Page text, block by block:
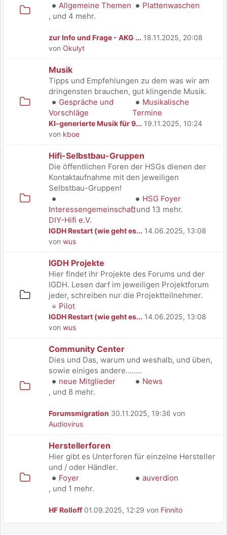
Allgemeine Themen
Plattenwaschen
, und 4 mehr.
zur Info und Frage - AKG ... 18.11.2025, 20:08
von Okulyt
Musik
Tipps und Empfehlungen zu dem was wir am
dringensten brauchen, gut klingende Musik.
Gespräche und
Vorschläge
Musikalische
Termine
KI-generierte Musik für 9... 19.11.2025, 10:24
von kboe
Hifi-Selbstbau-Gruppen
Die öffentlichen Foren der HSGs dienen der
Kontaktaufnahme mit den jeweiligen
Selbstbau-Gruppen!
Interessengemeinschaft
DIY-Hifi e.V.
HSG Foyer
, und 13 mehr.
IGDH Restart (wie geht es... 14.06.2025, 13:08
von wus
IGDH Projekte
Hier findet ihr Projekte des Forums und der
IGDH. Lesen darf im jeweiligen Projektforum
jeder, schreiben nur die Projektteilnehmer.
Pilot
IGDH Restart (wie geht es... 14.06.2025, 13:08
von wus
Community Center
Dies und Das, warum und weshalb, und üben,
sowie einiges andere........
neue Mitglieder
News
, und 8 mehr.
Forumsmigration 30.11.2025, 19:36 von
Audiovirus
Herstellerforen
Hier gibt es Unterforen für einzelne Hersteller
und / oder Händler.
Foyer
auverdion
, und 1 mehr.
HF Rolloff01.09.2025, 12:29 von Finnito